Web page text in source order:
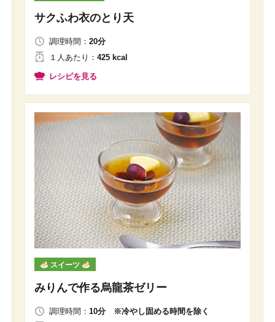
サクふわ衣のとり天
調理時間： 20分
１人 あたり ： 425 kcal
レシピを見る
スイーツ
みりんで作る烏龍茶ゼリー
調理時間： 10分 ※冷やし固める時間を除く